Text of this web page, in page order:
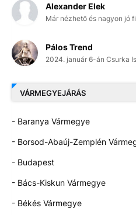
Alexander Elek
Már nézhető és nagyon jó
Pálos Trend
2024. január 6-án Csurka
VÁRMEGYEJÁRÁS
- Baranya Vármegye
- Borsod-Abaúj-Zemplén
- Budapest
- Bács-Kiskun Vármegye
- Békés Vármegye